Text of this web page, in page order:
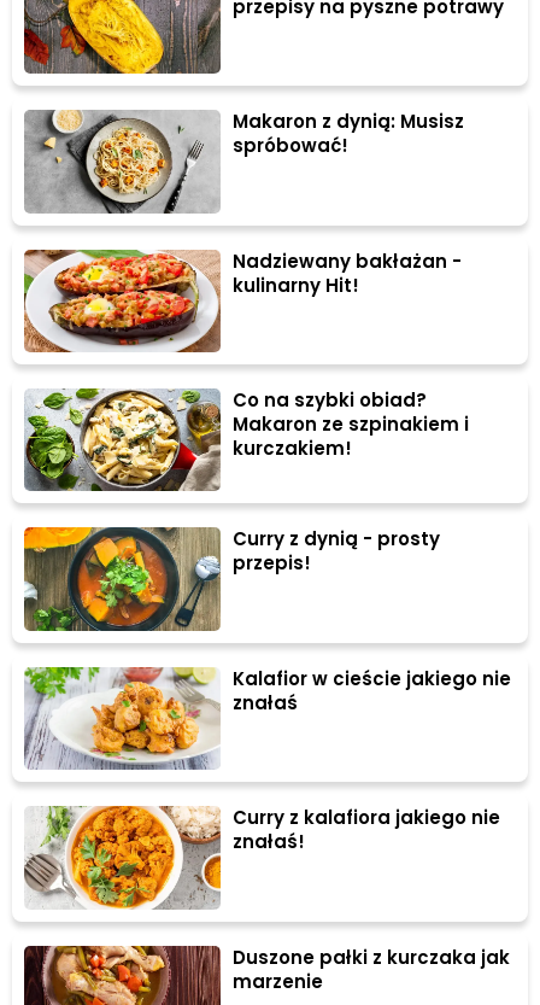
przepisy na pyszne potrawy
Makaron z dynią: Musisz
spróbować!
Nadziewany bakłażan -
kulinarny Hit!
Co na szybki obiad?
Makaron ze szpinakiem i
kurczakiem!
Curry z dynią - prosty
przepis!
Kalafior w cieście jakiego nie
znałaś
Curry z kalafiora jakiego nie
znałaś!
Duszone pałki z kurczaka jak
marzenie